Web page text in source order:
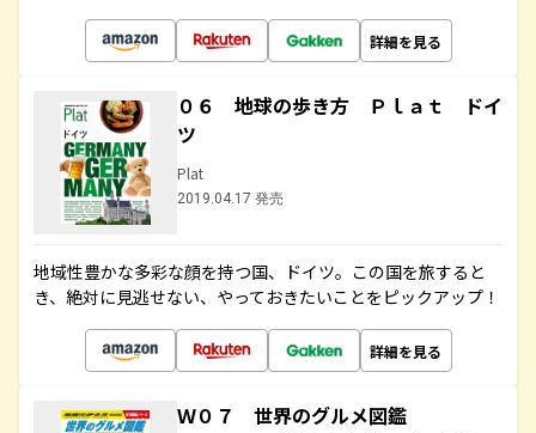
詳細を見る
０６ 地球の歩き方 Ｐｌａｔ ドイ
ツ
Plat
2019.04.17 発売
地域性豊かな多彩な顔を持つ国、ドイツ。この国を旅すると
き、絶対に見逃せない、やっておきたいことをピックアップ！
詳細を見る
Ｗ０７ 世界のグルメ図鑑